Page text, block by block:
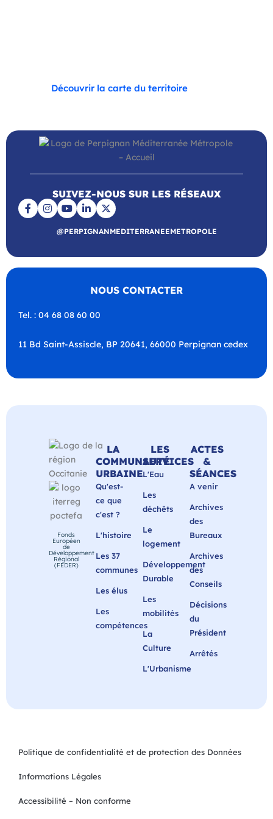
Découvrir la carte du territoire
SUIVEZ-NOUS SUR LES RÉSEAUX
@PERPIGNANMEDITERRANEEMETROPOLE
NOUS CONTACTER
Tel. : 04 68 08 60 00
11 Bd Saint-Assiscle, BP 20641, 66000 Perpignan cedex
Fonds
Européen
de
Développement
Régional
(FEDER)
LA
COMMUNAUTÉ
URBAINE
Qu'est-
ce que
c'est ?
L'histoire
Les 37
communes
Les élus
Les
compétences
LES
SERVICES
L'Eau
Les
déchêts
Le
logement
Développement
Durable
Les
mobilités
La
Culture
L'Urbanisme
ACTES
&
SÉANCES
A venir
Archives
des
Bureaux
Archives
des
Conseils
Décisions
du
Président
Arrêtés
Politique de confidentialité et de protection des Données
Informations Légales
Accessibilité – Non conforme